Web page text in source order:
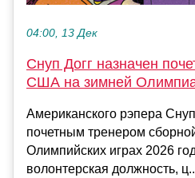
04:00, 13 Дек
Снуп Догг назначен
США на зимней
Американского рэпера
почетным тренером
Олимпийских играх 2026
волонтерская должность,